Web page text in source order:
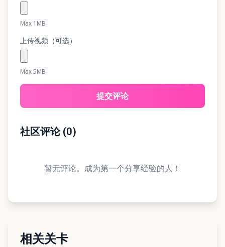
Max 1MB
上传视频（可选）
Max 5MB
提交评论
社区评论(0)
暂无评论。成为第一个分享经验的人！
相关关卡